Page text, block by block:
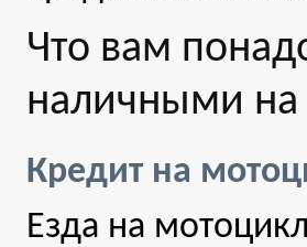
Что вам
наличными на
Кредит на
Езда на